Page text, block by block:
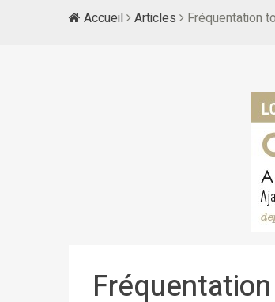
Accueil Articles Fréquentation